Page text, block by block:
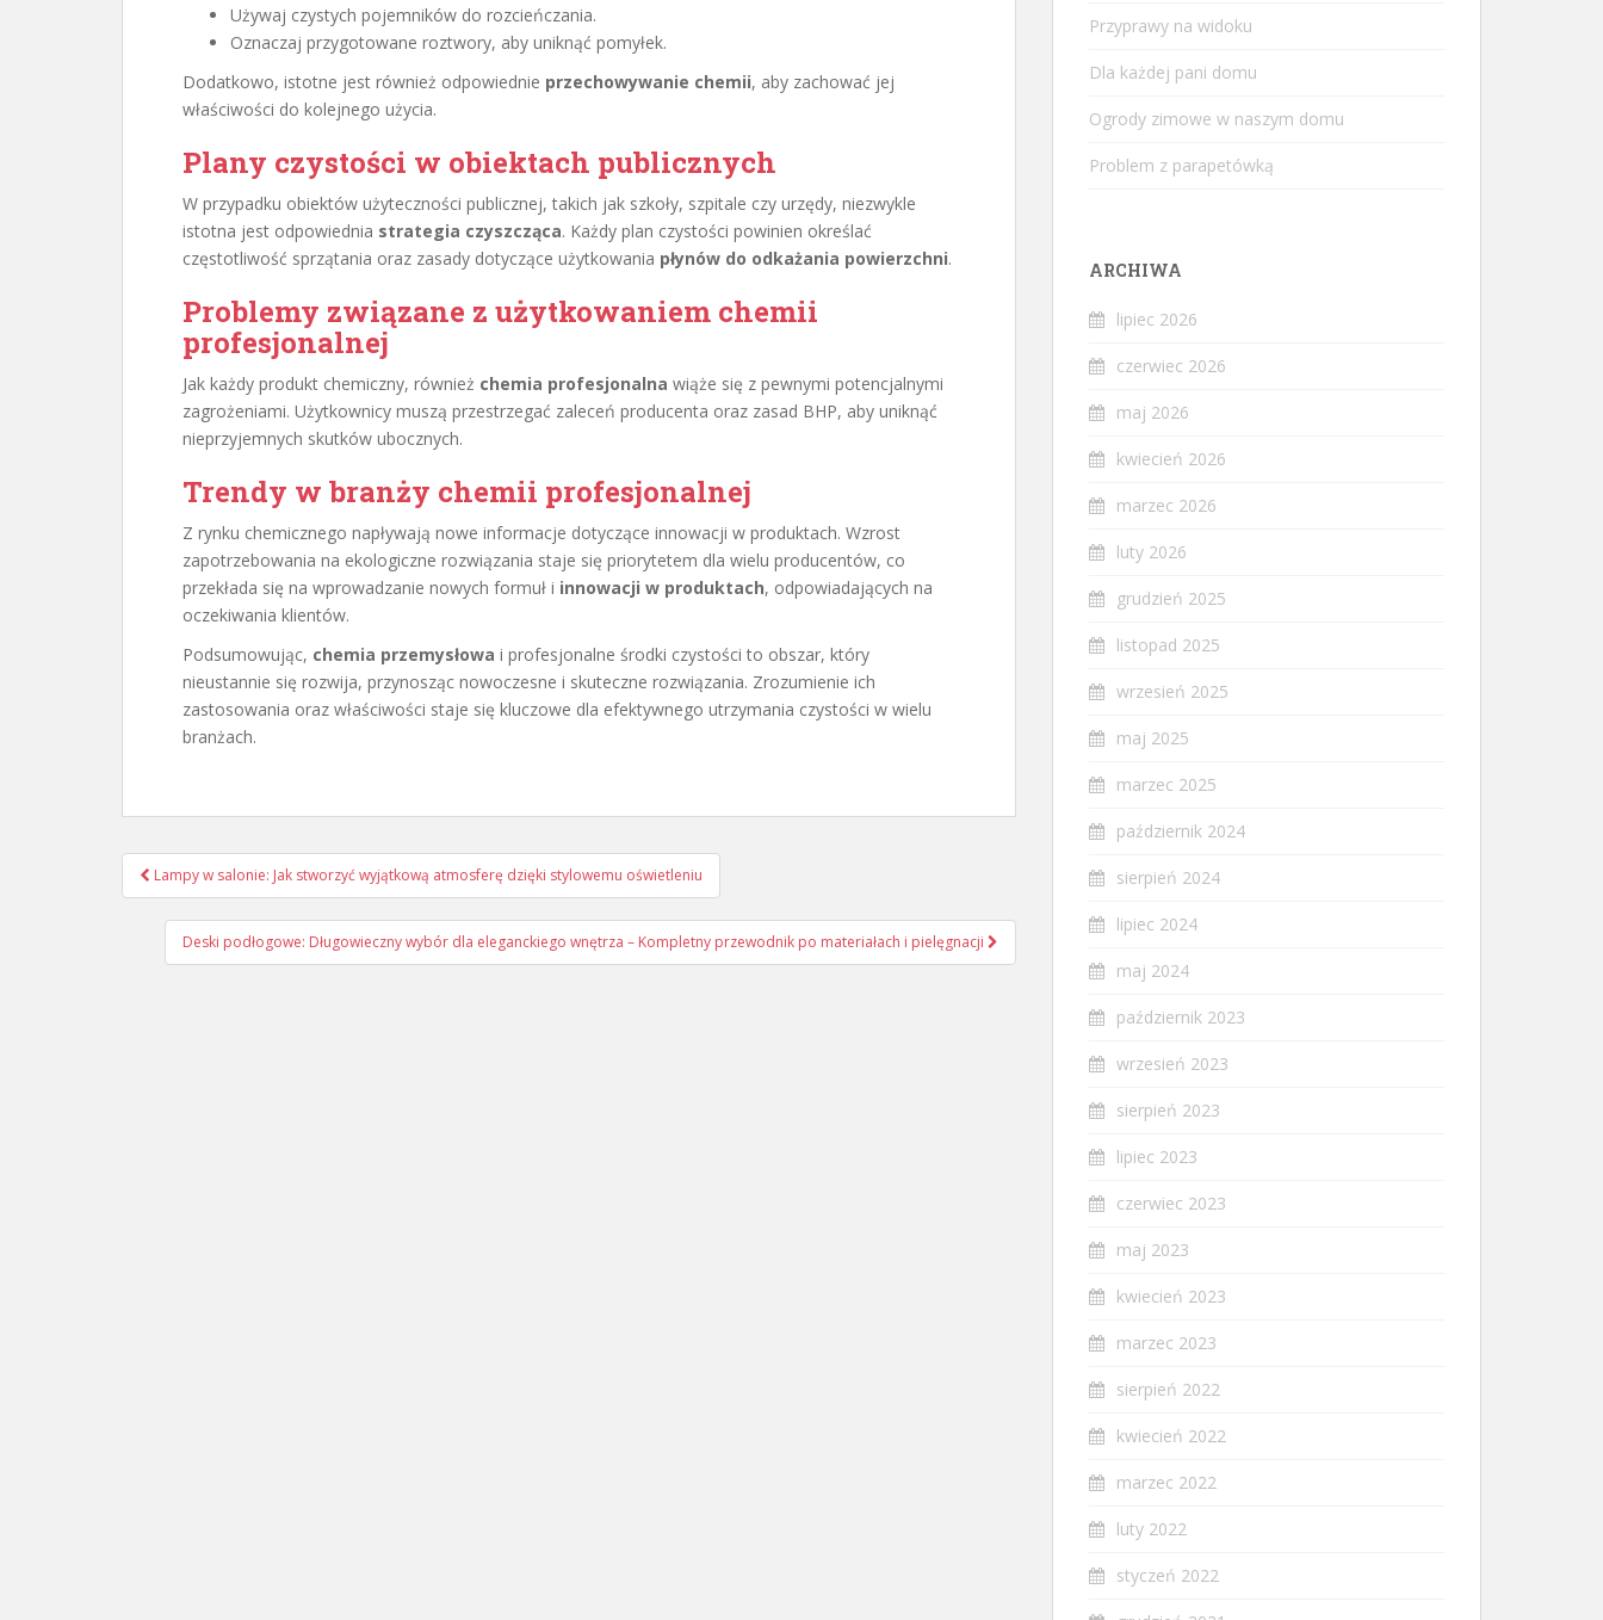
Używaj czystych pojemników do rozcieńczania.
Oznaczaj przygotowane roztwory, aby uniknąć pomyłek.
Dodatkowo, istotne jest również odpowiednie przechowywanie chemii, aby zachować jej
właściwości do kolejnego użycia.
Plany czystości w obiektach publicznych
W przypadku obiektów użyteczności publicznej, takich jak szkoły, szpitale czy urzędy, niezwykle
istotna jest odpowiednia strategia czyszcząca. Każdy plan czystości powinien określać
częstotliwość sprzątania oraz zasady dotyczące użytkowania płynów do odkażania powierzchni.
Problemy związane z użytkowaniem chemii
profesjonalnej
Jak każdy produkt chemiczny, również chemia profesjonalna wiąże się z pewnymi potencjalnymi
zagrożeniami. Użytkownicy muszą przestrzegać zaleceń producenta oraz zasad BHP, aby uniknąć
nieprzyjemnych skutków ubocznych.
Trendy w branży chemii profesjonalnej
Z rynku chemicznego napływają nowe informacje dotyczące innowacji w produktach. Wzrost
zapotrzebowania na ekologiczne rozwiązania staje się priorytetem dla wielu producentów, co
przekłada się na wprowadzanie nowych formuł i innowacji w produktach, odpowiadających na
oczekiwania klientów.
Podsumowując, chemia przemysłowa i profesjonalne środki czystości to obszar, który
nieustannie się rozwija, przynosząc nowoczesne i skuteczne rozwiązania. Zrozumienie ich
zastosowania oraz właściwości staje się kluczowe dla efektywnego utrzymania czystości w wielu
branżach.
Nawigacja
wpisu
Lampy w salonie: Jak stworzyć wyjątkową atmosferę dzięki stylowemu oświetleniu
Deski podłogowe: Długowieczny wybór dla eleganckiego wnętrza – Kompletny przewodnik po materiałach i pielęgnacji
Przyprawy na widoku
Dla każdej pani domu
Ogrody zimowe w naszym domu
Problem z parapetówką
ARCHIWA
lipiec 2026
czerwiec 2026
maj 2026
kwiecień 2026
marzec 2026
luty 2026
grudzień 2025
listopad 2025
wrzesień 2025
maj 2025
marzec 2025
październik 2024
sierpień 2024
lipiec 2024
maj 2024
październik 2023
wrzesień 2023
sierpień 2023
lipiec 2023
czerwiec 2023
maj 2023
kwiecień 2023
marzec 2023
sierpień 2022
kwiecień 2022
marzec 2022
luty 2022
styczeń 2022